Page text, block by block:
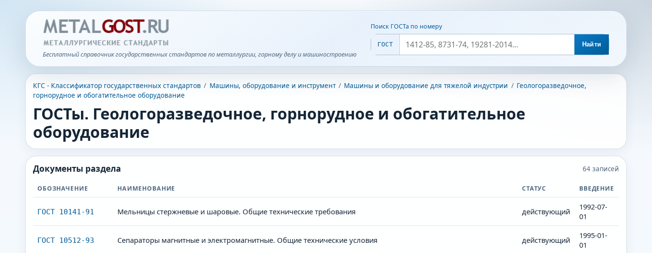
Бесплатный справочник государственных стандартов по металлургии, горному делу и машиностроению
Поиск ГОСТа по номеру
ГОСТ Найти
КГС - Классификатор государственных стандартов / Машины, оборудование и инструмент / Машины и оборудование для тяжелой индустрии / Геологоразведочное,
горнорудное и обогатительное оборудование
ГОСТы. Геологоразведочное, горнорудное и обогатительное
оборудование
Документы раздела 64 записей
ОБОЗНАЧЕНИЕ НАИМЕНОВАНИЕ СТАТУС ВВЕДЕНИЕ
ГОСТ 10141-91 Мельницы стержневые и шаровые. Общие технические требования действующий
1992-07-
01
ГОСТ 10512-93 Сепараторы магнитные и электромагнитные. Общие технические условия действующий
1995-01-
01